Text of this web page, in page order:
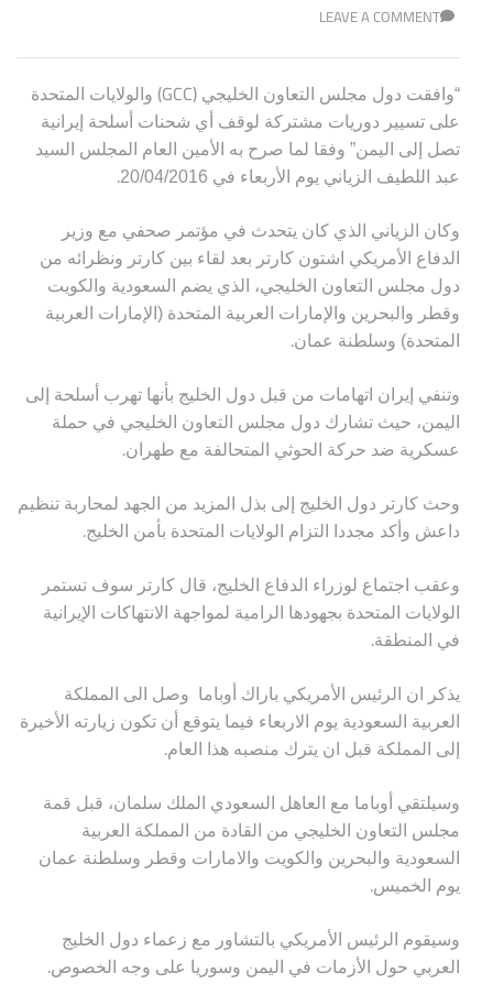
LEAVE A COMMENT
“وافقت دول مجلس التعاون الخليجي (GCC) والولايات المتحدة
على تسيير دوريات مشتركة لوقف أي شحنات أسلحة إيرانية
تصل إلى اليمن” وفقا لما صرح به الأمين العام المجلس السيد
عبد اللطيف الزياني يوم الأربعاء في 20/04/2016
.
وكان الزياني الذي كان يتحدث في مؤتمر صحفي مع وزير
الدفاع الأمريكي اشتون كارتر بعد لقاء بين كارتر ونظرائه من
دول مجلس التعاون الخليجي، الذي يضم السعودية والكويت
وقطر والبحرين والإمارات العربية المتحدة (الإمارات العربية
المتحدة) وسلطنة عمان.
وتنفي إيران اتهامات من قبل دول الخليج بأنها تهرب أسلحة إلى
اليمن، حيث تشارك دول مجلس التعاون الخليجي في حملة
عسكرية ضد حركة الحوثي المتحالفة مع طهران.
وحث كارتر دول الخليج إلى بذل المزيد من الجهد لمحاربة تنظيم
داعش وأكد مجددا التزام الولايات المتحدة بأمن الخليج.
وعقب اجتماع لوزراء الدفاع الخليج، قال كارتر سوف تستمر
الولايات المتحدة بجهودها الرامية لمواجهة الانتهاكات الإيرانية
في المنطقة.
يذكر ان الرئيس الأمريكي باراك أوباما وصل الى المملكة
العربية السعودية يوم الاربعاء فيما يتوقع أن تكون زيارته الأخيرة
إلى المملكة قبل ان يترك منصبه هذا العام.
وسيلتقي أوباما مع العاهل السعودي الملك سلمان، قبل قمة
مجلس التعاون الخليجي من القادة من المملكة العربية
السعودية والبحرين والكويت والامارات وقطر وسلطنة عمان
يوم الخميس.
وسيقوم الرئيس الأمريكي بالتشاور مع زعماء دول الخليج
العربي حول الأزمات في اليمن وسوريا على وجه الخصوص.